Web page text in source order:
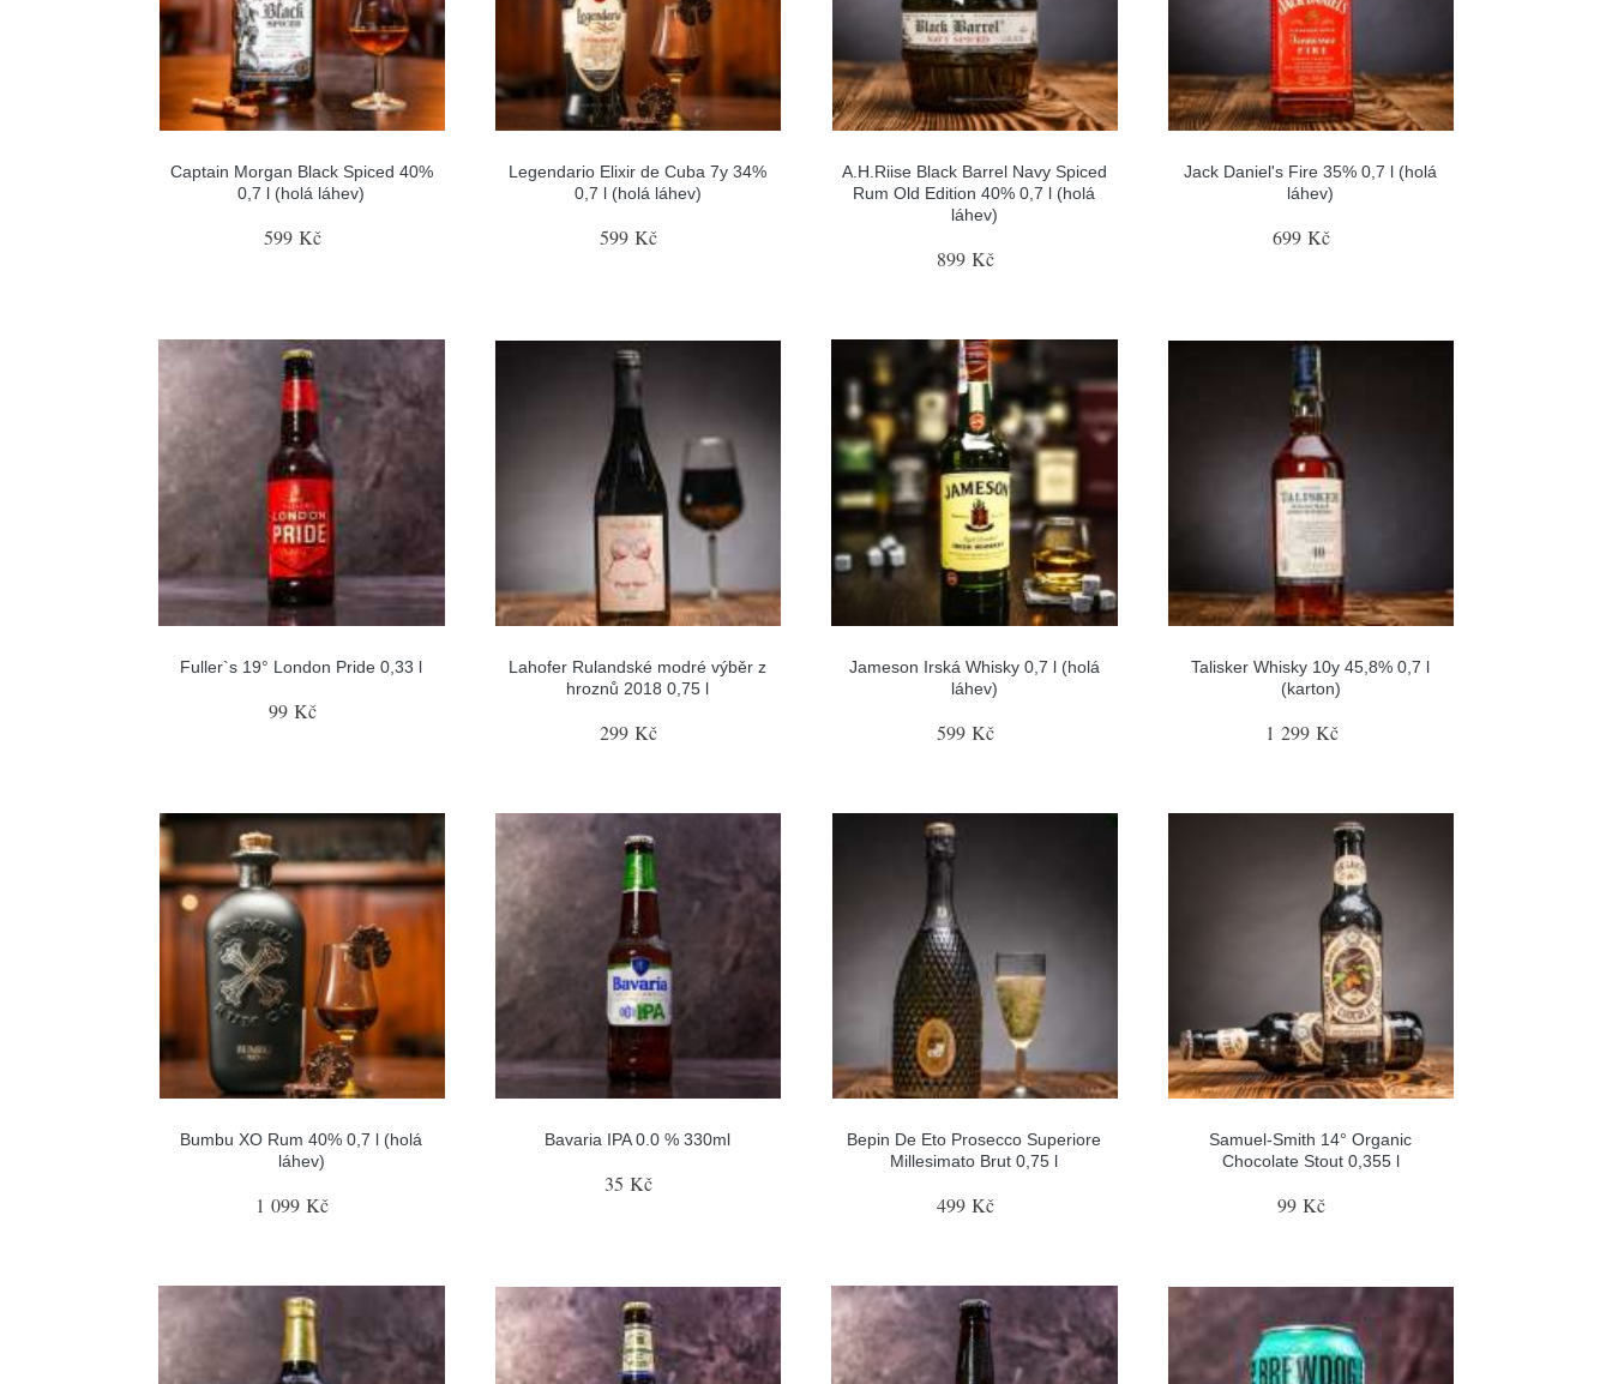
Captain Morgan Black Spiced 40%
0,7 l (holá láhev)
599 Kč
Legendario Elixir de Cuba 7y 34%
0,7 l (holá láhev)
599 Kč
A.H.Riise Black Barrel Navy Spiced
Rum Old Edition 40% 0,7 l (holá
láhev)
899 Kč
Jack Daniel's Fire 35% 0,7 l (holá
láhev)
699 Kč
Fuller`s 19° London Pride 0,33 l
99 Kč
Lahofer Rulandské modré výběr z
hroznů 2018 0,75 l
299 Kč
Jameson Irská Whisky 0,7 l (holá
láhev)
599 Kč
Talisker Whisky 10y 45,8% 0,7 l
(karton)
1 299 Kč
Bumbu XO Rum 40% 0,7 l (holá
láhev)
1 099 Kč
Bavaria IPA 0.0 % 330ml
35 Kč
Bepin De Eto Prosecco Superiore
Millesimato Brut 0,75 l
499 Kč
Samuel-Smith 14° Organic
Chocolate Stout 0,355 l
99 Kč